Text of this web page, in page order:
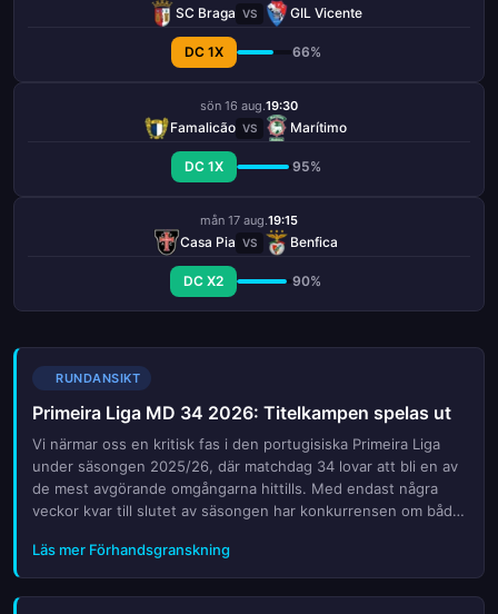
SC Braga VS GIL Vicente
DC 1X 66%
sön 16 aug.19:30
Famalicão VS Marítimo
DC 1X 95%
mån 17 aug.19:15
Casa Pia VS Benfica
DC X2 90%
RUNDANSIKT
Primeira Liga MD 34 2026: Titelkampen spelas ut
Vi närmar oss en kritisk fas i den portugisiska Primeira Liga
under säsongen 2025/26, där matchdag 34 lovar att bli en av
de mest avgörande omgångarna hittills. Med endast några
veckor kvar till slutet av säsongen har konkurrensen om både
cupturneringar nått sin högsta punkt. Lag som ligger
toppplaceras kämpar nu för varje poäng för att säkra sin
framtid, medan de medelplacerade lagens ögon är fästa på
Läs mer Förhandsgranskning